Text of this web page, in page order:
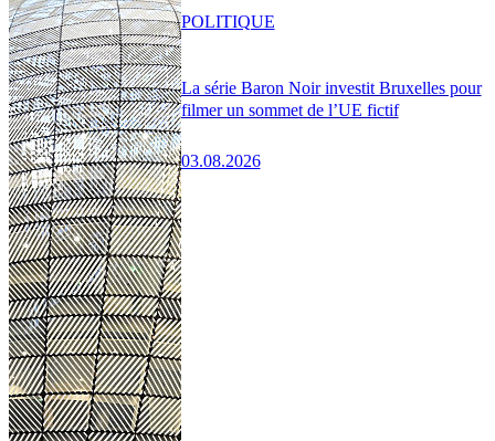
La série Baron Noir investit Bruxelles pour
filmer un sommet de l’UE fictif
03.08.2026
POLITIQUE